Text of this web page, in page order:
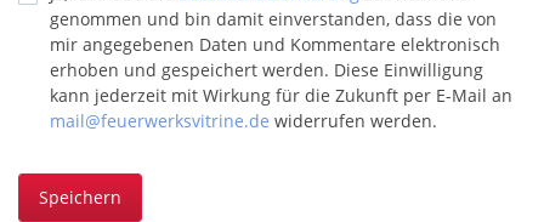
genommen und bin damit einverstanden, dass die von
mir angegebenen Daten und Kommentare elektronisch
erhoben und gespeichert werden. Diese Einwilligung
kann jederzeit mit Wirkung für die Zukunft per E-Mail an
mail@feuerwerksvitrine.de widerrufen werden.
Speichern